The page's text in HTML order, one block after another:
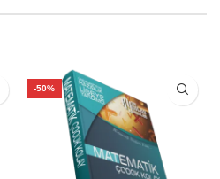
-50%